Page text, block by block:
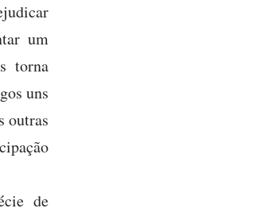
um
torna
uns
outras
de